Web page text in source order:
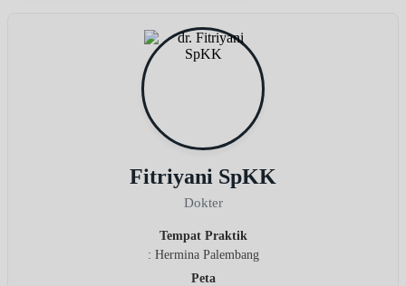
Fitriyani SpKK
Dokter
Tempat Praktik
: Hermina Palembang
Peta